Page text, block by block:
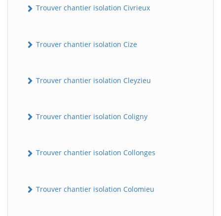
Trouver chantier isolation Civrieux
Trouver chantier isolation Cize
Trouver chantier isolation Cleyzieu
Trouver chantier isolation Coligny
Trouver chantier isolation Collonges
Trouver chantier isolation Colomieu